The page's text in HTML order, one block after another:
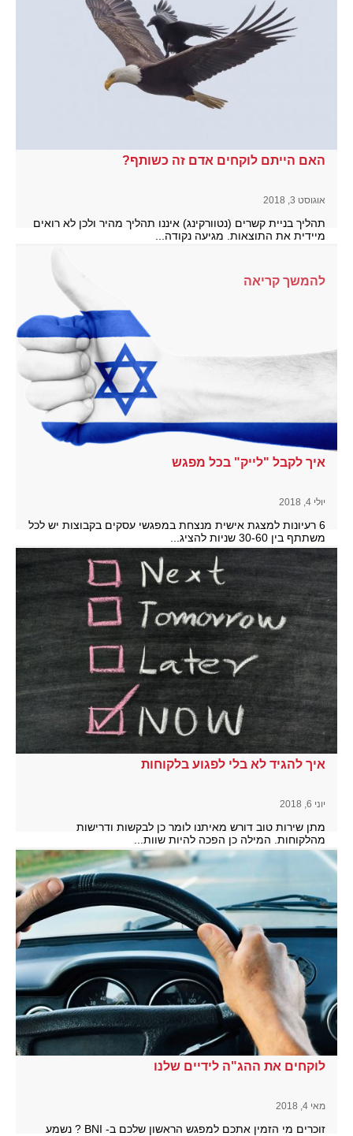
האם הייתם לוקחים אדם זה כשותף?
אוגוסט 3, 2018
תהליך בניית קשרים (נטוורקינג) איננו תהליך מהיר ולכן לא רואים
מיידית את התוצאות. מגיעה נקודה...
להמשך קריאה
איך לקבל "לייק" בכל מפגש
יולי 4, 2018
6 רעיונות למצגת אישית מנצחת במפגשי עסקים בקבוצות יש לכל
משתתף בין 30-60 שניות להציג...
להמשך קריאה
איך להגיד לא בלי לפגוע בלקוחות
יוני 6, 2018
מתן שירות טוב דורש מאיתנו לומר כן לבקשות ודרישות
מהלקוחות. המילה כן הפכה להיות שוות...
להמשך קריאה
לוקחים את ההג"ה לידיים שלנו
מאי 4, 2018
זוכרים מי הזמין אתכם למפגש הראשון שלכם ב- BNI ? נשמע